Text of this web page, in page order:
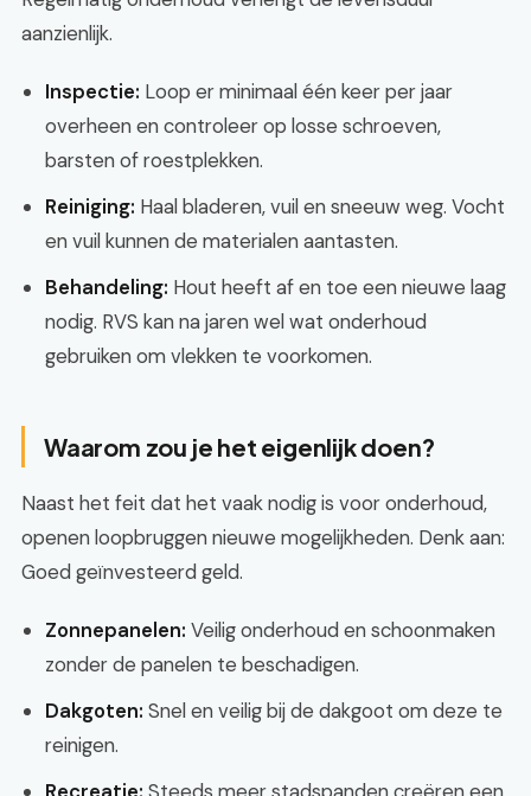
aanzienlijk.
Inspectie: Loop er minimaal één keer per jaar
overheen en controleer op losse schroeven,
barsten of roestplekken.
Reiniging: Haal bladeren, vuil en sneeuw weg. Vocht
en vuil kunnen de materialen aantasten.
Behandeling: Hout heeft af en toe een nieuwe laag
nodig. RVS kan na jaren wel wat onderhoud
gebruiken om vlekken te voorkomen.
Waarom zou je het eigenlijk doen?
Naast het feit dat het vaak nodig is voor onderhoud,
openen loopbruggen nieuwe mogelijkheden. Denk aan:
Goed geïnvesteerd geld.
Zonnepanelen: Veilig onderhoud en schoonmaken
zonder de panelen te beschadigen.
Dakgoten: Snel en veilig bij de dakgoot om deze te
reinigen.